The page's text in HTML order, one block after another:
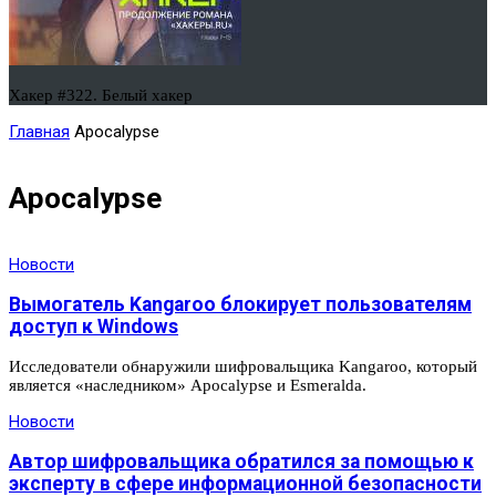
Хакер #322. Белый хакер
Главная Apocalypse
Apocalypse
Новости
Вымогатель Kangaroo блокирует пользователям
доступ к Windows
Исследователи обнаружили шифровальщика Kangaroo, который
является «наследником» Apocalypse и Esmeralda.
Новости
Автор шифровальщика обратился за помощью к
эксперту в сфере информационной безопасности